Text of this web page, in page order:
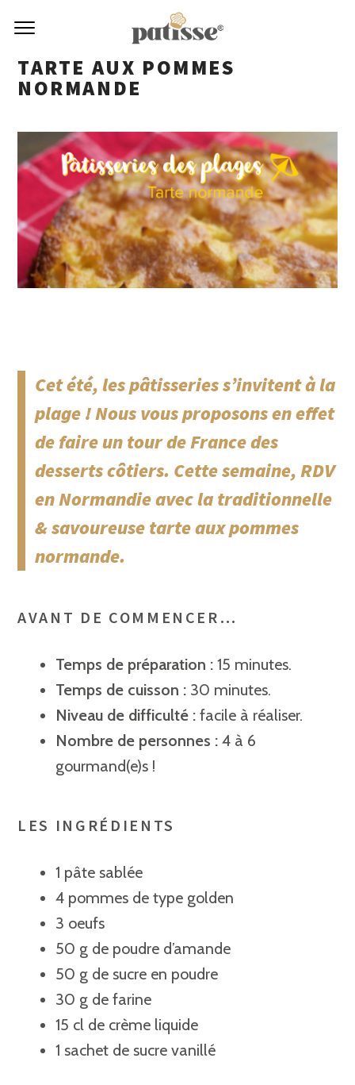
TARTE AUX POMMES
NORMANDE
Cet été, les pâtisseries s’invitent à la
plage ! Nous vous proposons en effet
de faire un tour de France des
desserts côtiers. Cette semaine, RDV
en Normandie avec la traditionnelle
& savoureuse tarte aux pommes
normande.
AVANT DE COMMENCER…
Temps de préparation : 15 minutes.
Temps de cuisson : 30 minutes.
Niveau de difficulté : facile à réaliser.
Nombre de personnes : 4 à 6
gourmand(e)s !
LES INGRÉDIENTS
1 pâte sablée
4 pommes de type golden
3 oeufs
50 g de poudre d’amande
50 g de sucre en poudre
30 g de farine
15 cl de crème liquide
1 sachet de sucre vanillé